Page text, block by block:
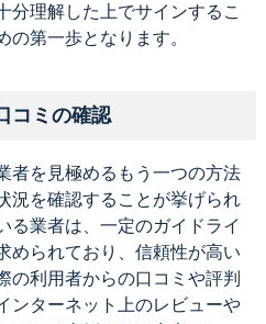
分理解した上でサインするこ
の第一歩となります。
コミの確認
者を見極めるもう一つの方法
況を確認することが挙げられ
る業者は、一定のガイドライ
められており、信頼性が高い
の利用者からの口コミや評判
ンターネット上のレビューや